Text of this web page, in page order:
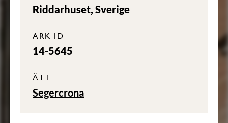
Riddarhuset, Sverige
ARK ID
14-5645
ÄTT
Segercrona